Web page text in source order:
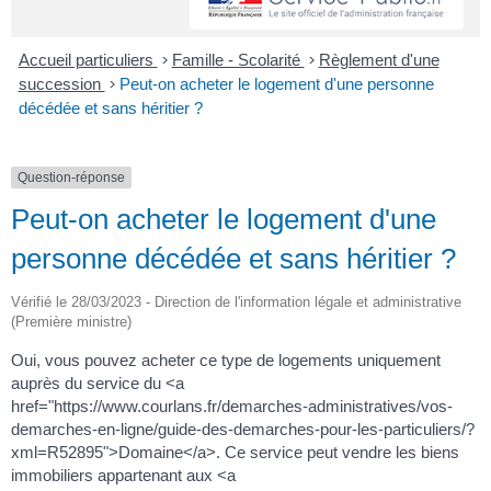
Accueil particuliers > Famille - Scolarité > Règlement d'une
succession > Peut-on acheter le logement d'une personne
décédée et sans héritier ?
Question-réponse
Peut-on acheter le logement d'une
personne décédée et sans héritier ?
Vérifié le 28/03/2023 - Direction de l'information légale et administrative
(Première ministre)
Oui, vous pouvez acheter ce type de logements uniquement
auprès du service du <a
href="https://www.courlans.fr/demarches-administratives/vos-
demarches-en-ligne/guide-des-demarches-pour-les-particuliers/?
xml=R52895">Domaine</a>. Ce service peut vendre les biens
immobiliers appartenant aux <a